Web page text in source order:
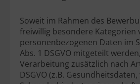
Soweit im Rahmen des
freiwillig besondere Kategorien
personenbezogenen Daten im
Abs. 1 DSGVO mitgeteilt
Verarbeitung zusätzlich nach
DSGVO (z.B. Gesundheitsdaten,